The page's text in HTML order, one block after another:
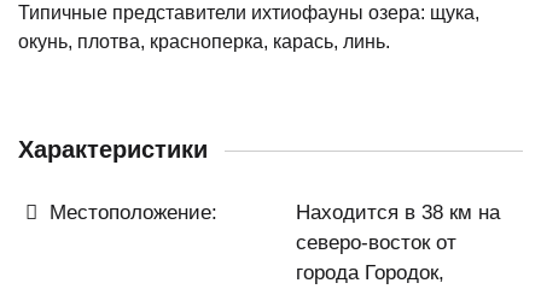
Типичные представители ихтиофауны озера: щука,
окунь, плотва, красноперка, карась, линь.
Характеристики
Местоположение:
Находится в 38 км на
северо-восток от
города Городок,